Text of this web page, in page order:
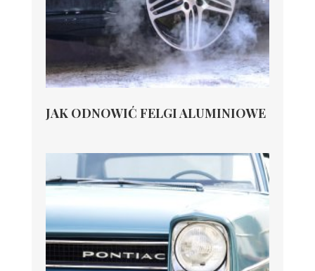
JAK ODNOWIĆ FELGI ALUMINIOWE